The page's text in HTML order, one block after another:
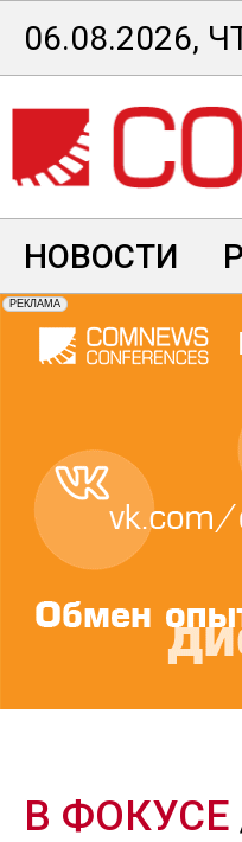
Перейти
к
основному
содержанию
06.08.2026,
НОВОСТИ
В ФОКУСЕ